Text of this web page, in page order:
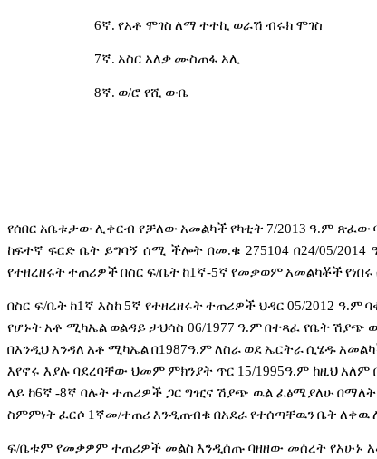
6ኛ. የአቶ ሞገስ ለማ ተተኪ ወራሽ ብሩክ ሞገስ
7ኛ. አስር አለቃ ሙስጠፋ አሊ
8ኛ. ወ/ሮ የሺ ውቤ
የሰበር አቤቱታው ሊቀርብ የቻለው አመልካች የካቲት 7/2013 ዓ.ም ጽፈው
ከፍተኛ ፍርድ ቤት ይግባኝ ሰሚ ችሎት በመ.ቁ 275104 በ24/05/2014
የተዘረዘሩትተጠሪዎችበስር ፍ/ቤት ከ1 ኛ-5ኛ የመቃወምአመልካቾችየነበሩ
በስር ፍ/ቤት ከ1 ኛ እስከ 5ኛ የተዘረዘሩት ተጠሪዎች ህዳር 05/2012 ዓ.ም
የሆኑት አቶ ሚካኤል ወልዳይ ታህሳስ 06/1977 ዓ.ም በተጻፈ የቤት ሽያጭ
በእንዲህእንዳለ አቶ ሚካኤልበ1987ዓ.ም ለስራ ወደ ኤርትራ ሲሄዱ
እየኖሩ እያሉ ባደረባቸው ህመም ምክንያት ጥር 15/1995ዓ.ም ከዚህ አለም
ላይ ከ6ኛ -8ኛ ባሉት ተጠሪዎች ጋር ግዢና ሽያጭ ዉል ፈፅሜያለሁ በማለት
ስምምነትፈርሶ 1 ኛመ/ተጠሪ እንዲጠብቁ በአደራየተሰጣቸዉንቤትለቀዉ
ፍ/ቤቱም የመቃዎም ተጠሪዎች መልስ እንዲሰጡ ባዘዘው መሰረት የአሁኑ